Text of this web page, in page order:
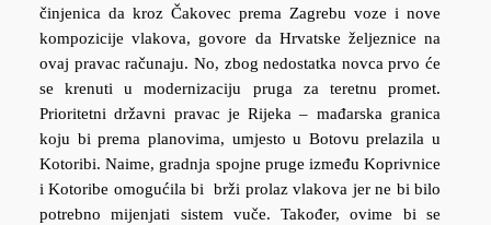
činjenica da kroz Čakovec prema Zagrebu voze i nove
kompozicije vlakova, govore da Hrvatske željeznice na
ovaj pravac računaju. No, zbog nedostatka novca prvo će
se krenuti u modernizaciju pruga za teretnu promet.
Prioritetni državni pravac je Rijeka – mađarska granica
koju bi prema planovima, umjesto u Botovu prelazila u
Kotoribi. Naime, gradnja spojne pruge između Koprivnice
i Kotoribe omogućila bi brži prolaz vlakova jer ne bi bilo
potrebno mijenjati sistem vuče. Također, ovime bi se